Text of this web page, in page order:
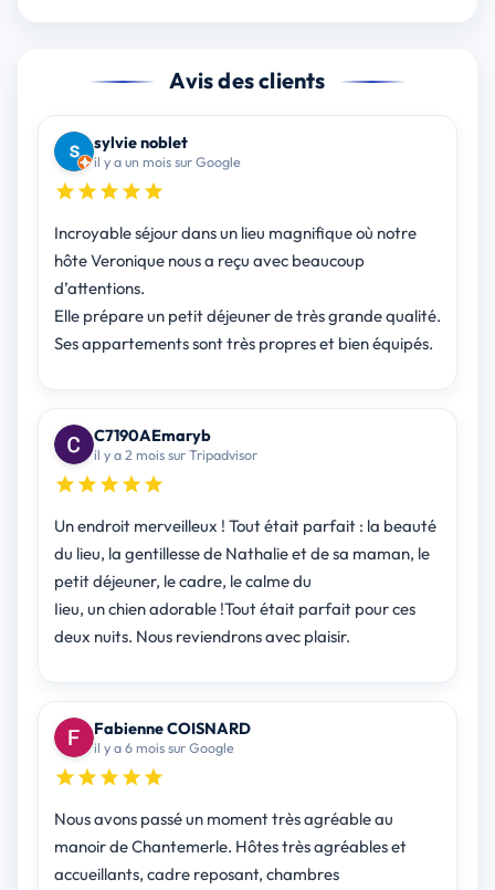
Avis des clients
sylvie noblet
il y a un mois sur Google
Incroyable séjour dans un lieu magnifique où notre
hôte Veronique nous a reçu avec beaucoup
d’attentions.
Elle prépare un petit déjeuner de très grande qualité.
Ses appartements sont très propres et bien équipés.
C7190AEmaryb
il y a 2 mois sur Tripadvisor
Un endroit merveilleux ! Tout était parfait : la beauté
du lieu, la gentillesse de Nathalie et de sa maman, le
petit déjeuner, le cadre, le calme du
Iieu, un chien adorable !Tout était parfait pour ces
deux nuits. Nous reviendrons avec plaisir.
Fabienne COISNARD
il y a 6 mois sur Google
Nous avons passé un moment très agréable au
manoir de Chantemerle. Hôtes très agréables et
accueillants, cadre reposant, chambres